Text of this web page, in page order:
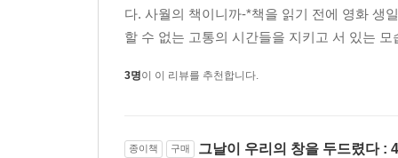
이 책에는 세월호 가족의 증언뿐 아니라 인권
5년 동안 누구보다 세월호 가족 가까이에서 투쟁
엄기호는 비단 세월호 유가족뿐 아니라 전태일
다. 사월의 책이니까-*책을 읽기 전에 영화 생
할 수 없는 고통의 시간들을 지키고 서 있는
3명이 이 리뷰를 추천합니다.
종이책 구매 그날이 우리의 창을 두드렸다 :